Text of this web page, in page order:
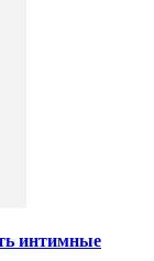
интимные